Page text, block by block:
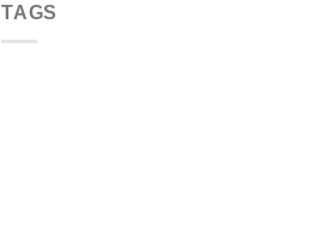
TAGS